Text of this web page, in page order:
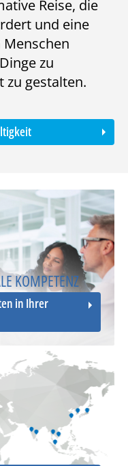
Reise, die
und eine
zu
zu gestalten.
KOMPETENZ
in Ihrer